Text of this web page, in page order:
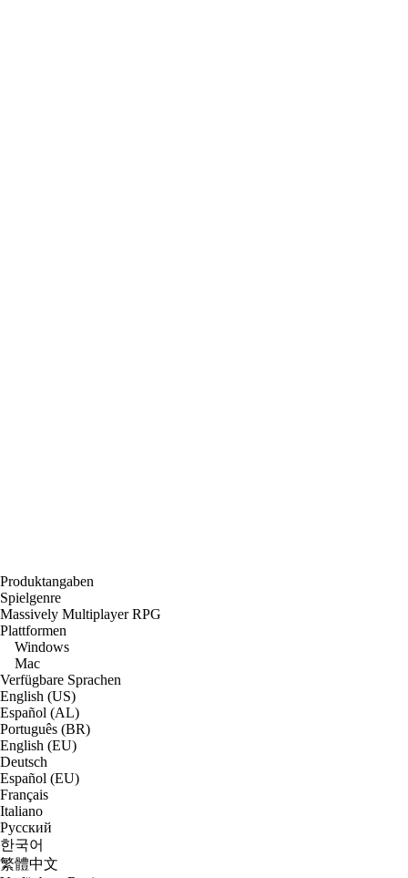
Produktangaben
Spielgenre
Massively Multiplayer RPG
Plattformen
Windows
Mac
Verfügbare Sprachen
English (US)
Español (AL)
Português (BR)
English (EU)
Deutsch
Español (EU)
Français
Italiano
Русский
한국어
繁體中文